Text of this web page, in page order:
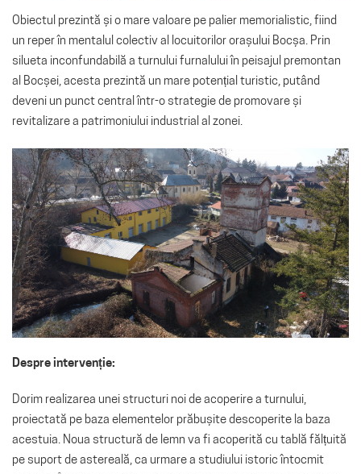
Obiectul prezintă și o mare valoare pe palier memorialistic, fiind
un reper în mentalul colectiv al locuitorilor orașului Bocșa. Prin
silueta inconfundabilă a turnului furnalului în peisajul premontan
al Bocșei, acesta prezintă un mare potențial turistic, putând
deveni un punct central într-o strategie de promovare și
revitalizare a patrimoniului industrial al zonei.
Despre intervenție:
Dorim realizarea unei structuri noi de acoperire a turnului,
proiectată pe baza elementelor prăbușite descoperite la baza
acestuia. Noua structură de lemn va fi acoperită cu tablă fălțuită
pe suport de astereală, ca urmare a studiului istoric întocmit